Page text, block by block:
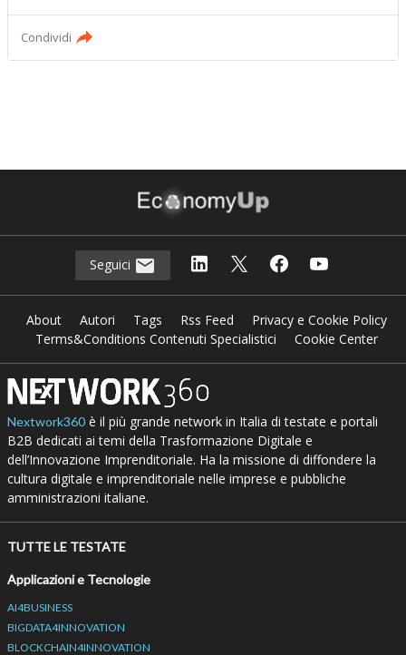
Condividi
Seguici
About Autori Tags Rss Feed
Privacy e Cookie Policy
Terms&Conditions Contenuti Specialistici
Cookie Center
Nextwork360è il più grande network in Italia di testate e portali
B2B dedicati ai temi della Trasformazione Digitale e
dell’Innovazione Imprenditoriale. Ha la missione di diffondere la
cultura digitale e imprenditoriale nelle imprese e pubbliche
amministrazioni italiane.
TUTTE LE TESTATE
Applicazioni e Tecnologie
AI4BUSINESS
BIGDATA4INNOVATION
BLOCKCHAIN4INNOVATION